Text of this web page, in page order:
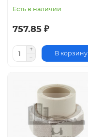
Есть в наличии
757.85 ₽
В корзину